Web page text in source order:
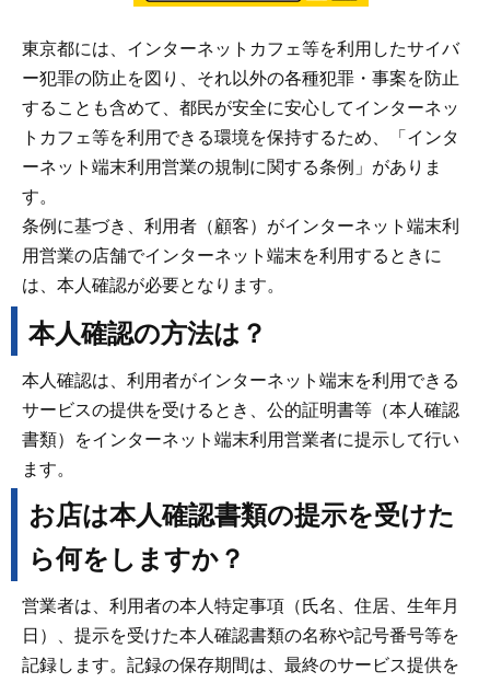
東京都には、インターネットカフェ等を利用したサイバ
ー犯罪の防止を図り、それ以外の各種犯罪・事案を防止
することも含めて、都民が安全に安心してインターネッ
トカフェ等を利用できる環境を保持するため、「インタ
ーネット端末利用営業の規制に関する条例」がありま
す。
条例に基づき、利用者（顧客）がインターネット端末利
用営業の店舗でインターネット端末を利用するときに
は、本人確認が必要となります。
本人確認の方法は？
本人確認は、利用者がインターネット端末を利用できる
サービスの提供を受けるとき、公的証明書等（本人確認
書類）をインターネット端末利用営業者に提示して行い
ます。
お店は本人確認書類の提示を受けた
ら何をしますか？
営業者は、利用者の本人特定事項（氏名、住居、生年月
日）、提示を受けた本人確認書類の名称や記号番号等を
記録します。記録の保存期間は、最終のサービス提供を